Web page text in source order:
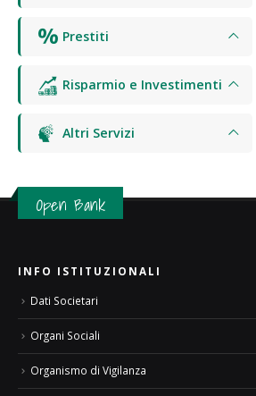
Prestiti
Risparmio e Investimenti
Altri Servizi
Open Bank
INFO ISTITUZIONALI
Dati Societari
Organi Sociali
Organismo di Vigilanza